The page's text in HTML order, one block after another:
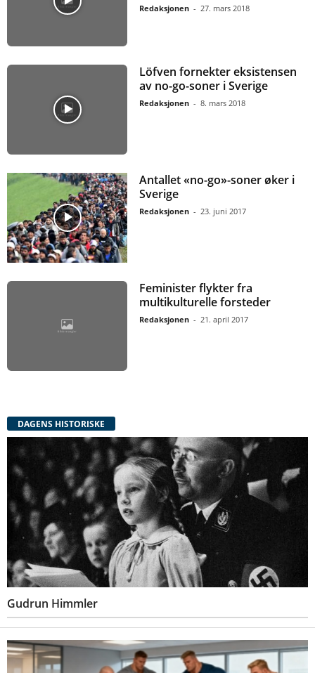
Redaksjonen - 27. mars 2018
Löfven fornekter eksistensen
av no-go-soner i Sverige
Redaksjonen - 8. mars 2018
Antallet «no-go»-soner øker i
Sverige
Redaksjonen - 23. juni 2017
Feminister flykter fra
multikulturelle forsteder
Redaksjonen - 21. april 2017
DAGENS HISTORISKE
Gudrun Himmler